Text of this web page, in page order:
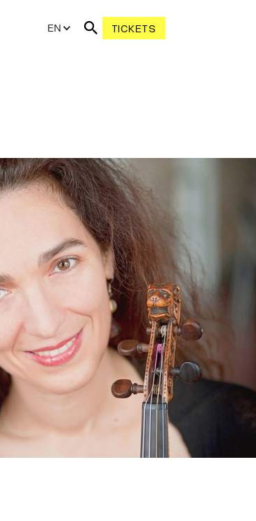
EN TICKETS